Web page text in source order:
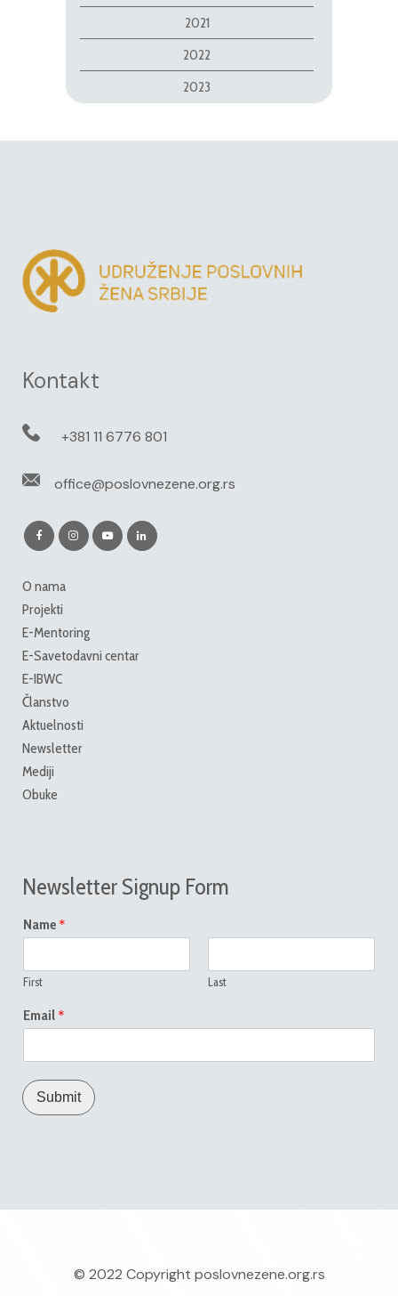
2021
2022
2023
Kontakt
+381 11 6776 801
office@poslovnezene.org.rs
O nama
Projekti
E-Mentoring
E-Savetodavni centar
E-IBWC
Članstvo
Aktuelnosti
Newsletter
Mediji
Obuke
Newsletter Signup Form
Name *
First Last
Email *
Submit
© 2022 Copyright poslovnezene.org.rs